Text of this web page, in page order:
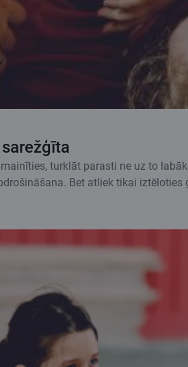
turklāt parasti ne uz to
Bet atliek tikai